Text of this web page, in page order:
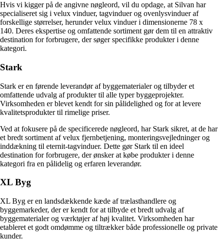
Hvis vi kigger på de angivne nøgleord, vil du opdage, at Silvan har
specialiseret sig i velux vinduer, tagvinduer og ovenlysvinduer af
forskellige størrelser, herunder velux vinduer i dimensionerne 78 x
140. Deres ekspertise og omfattende sortiment gør dem til en attraktiv
destination for forbrugere, der søger specifikke produkter i denne
kategori.
Stark
Stark er en førende leverandør af byggematerialer og tilbyder et
omfattende udvalg af produkter til alle typer byggeprojekter.
Virksomheden er blevet kendt for sin pålidelighed og for at levere
kvalitetsprodukter til rimelige priser.
Ved at fokusere på de specificerede nøgleord, har Stark sikret, at de har
et bredt sortiment af velux fjernbetjening, monteringsvejledninger og
inddækning til eternit-tagvinduer. Dette gør Stark til en ideel
destination for forbrugere, der ønsker at købe produkter i denne
kategori fra en pålidelig og erfaren leverandør.
XL Byg
XL Byg er en landsdækkende kæde af trælasthandlere og
byggemarkeder, der er kendt for at tilbyde et bredt udvalg af
byggematerialer og værktøjer af høj kvalitet. Virksomheden har
etableret et godt omdømme og tiltrækker både professionelle og private
kunder.